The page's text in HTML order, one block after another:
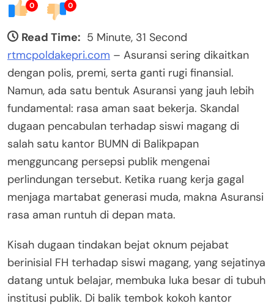
0 0
Read Time: 5 Minute, 31 Second
rtmcpoldakepri.com – Asuransi sering dikaitkan
dengan polis, premi, serta ganti rugi finansial.
Namun, ada satu bentuk Asuransi yang jauh lebih
fundamental: rasa aman saat bekerja. Skandal
dugaan pencabulan terhadap siswi magang di
salah satu kantor BUMN di Balikpapan
mengguncang persepsi publik mengenai
perlindungan tersebut. Ketika ruang kerja gagal
menjaga martabat generasi muda, makna Asuransi
rasa aman runtuh di depan mata.
Kisah dugaan tindakan bejat oknum pejabat
berinisial FH terhadap siswi magang, yang sejatinya
datang untuk belajar, membuka luka besar di tubuh
institusi publik. Di balik tembok kokoh kantor